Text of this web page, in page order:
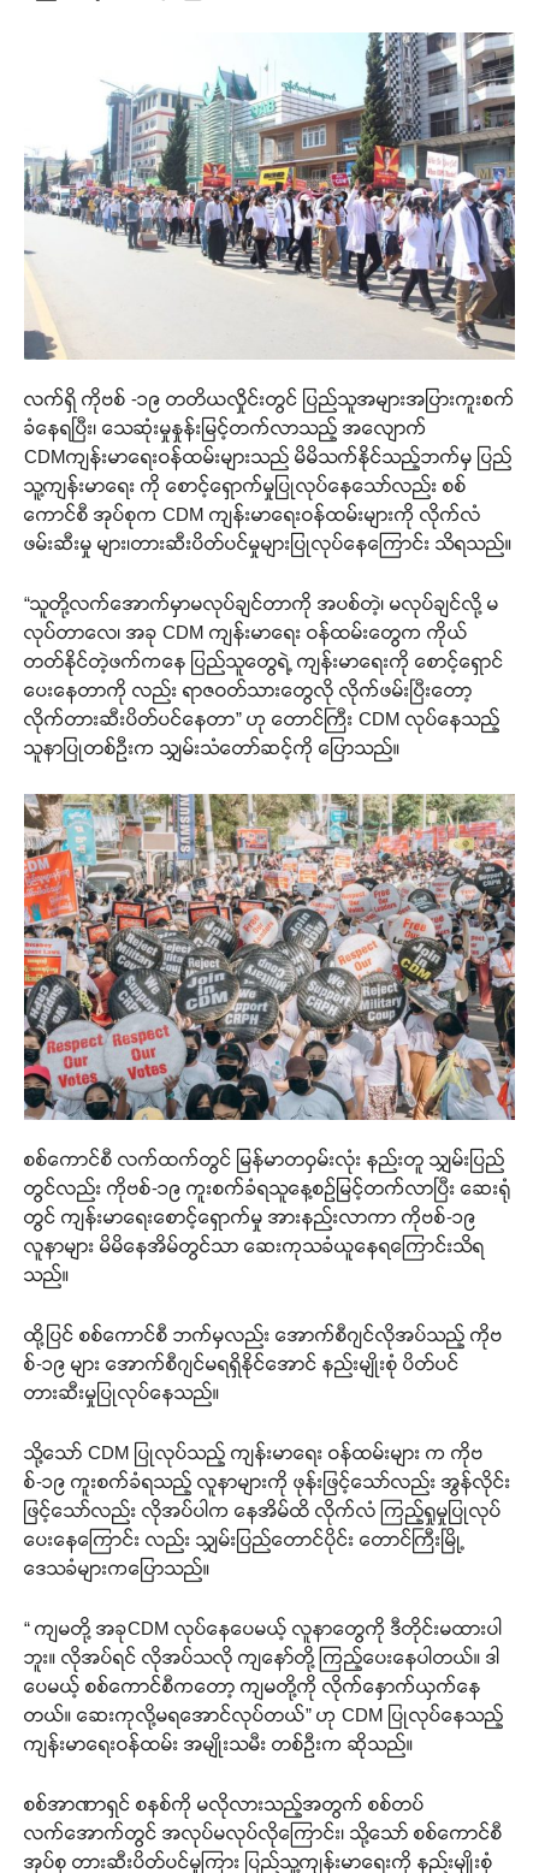
လက်ရှိ ကိုဗစ် -၁၉ တတိယလှိုင်းတွင် ပြည်သူအများအပြားကူးစက်
ခံနေရပြီး၊ သေဆုံးမှုနှုန်းမြင့်တက်လာသည့် အလျောက်
CDMကျန်းမာရေးဝန်ထမ်းများသည် မိမိသက်နိုင်သည့်ဘက်မှ ပြည်
သူ့ကျန်းမာရေး ကို စောင့်ရှောက်မှုပြုလုပ်နေသော်လည်း စစ်
ကောင်စီ အုပ်စုက CDM ကျန်းမာရေးဝန်ထမ်းများကို လိုက်လံ
ဖမ်းဆီးမှု များ၊တားဆီးပိတ်ပင်မှုများပြုလုပ်နေကြောင်း သိရသည်။
“သူတို့လက်အောက်မှာမလုပ်ချင်တာကို အပစ်တဲ့၊ မလုပ်ချင်လို့ မ
လုပ်တာလေ၊ အခု CDM ကျန်းမာရေး ဝန်ထမ်းတွေက ကိုယ်
တတ်နိုင်တဲ့ဖက်ကနေ ပြည်သူတွေရဲ့ ကျန်းမာရေးကို စောင့်ရှောင်
ပေးနေတာကို လည်း ရာဇဝတ်သားတွေလို လိုက်ဖမ်းပြီးတော့
လိုက်တားဆီးပိတ်ပင်နေတာ” ဟု တောင်ကြီး CDM လုပ်နေသည့်
သူနာပြုတစ်ဦးက သျှမ်းသံတော်ဆင့်ကို ပြောသည်။
စစ်ကောင်စီ လက်ထက်တွင် မြန်မာတဝှမ်းလုံး နည်းတူ သျှမ်းပြည်
တွင်လည်း ကိုဗစ်-၁၉ ကူးစက်ခံရသူနေ့စဉ်မြင့်တက်လာပြီး ဆေးရုံ
တွင် ကျန်းမာရေးစောင့်ရှောက်မှု အားနည်းလာကာ ကိုဗစ်-၁၉
လူနာများ မိမိနေအိမ်တွင်သာ ဆေးကုသခံယူနေရကြောင်းသိရ
သည်။
ထို့ပြင် စစ်ကောင်စီ ဘက်မှလည်း အောက်စီဂျင်လိုအပ်သည့် ကိုဗ
စ်-၁၉ များ အောက်စီဂျင်မရရှိနိုင်အောင် နည်းမျိုးစုံ ပိတ်ပင်
တားဆီးမှုပြုလုပ်နေသည်။
သို့သော် CDM ပြုလုပ်သည့် ကျန်းမာရေး ဝန်ထမ်းများ က ကိုဗ
စ်-၁၉ ကူးစက်ခံရသည့် လူနာများကို ဖုန်းဖြင့်သော်လည်း အွန်လိုင်း
ဖြင့်သော်လည်း လိုအပ်ပါက နေအိမ်ထိ လိုက်လံ ကြည့်ရှုမှုပြုလုပ်
ပေးနေကြောင်း လည်း သျှမ်းပြည်တောင်ပိုင်း တောင်ကြီးမြို့
ဒေသခံများကပြောသည်။
“ ကျမတို့ အခုCDM လုပ်နေပေမယ့် လူနာတွေကို ဒီတိုင်းမထားပါ
ဘူး။ လိုအပ်ရင် လိုအပ်သလို ကျနော်တို့ ကြည့်ပေးနေပါတယ်။ ဒါ
ပေမယ့် စစ်ကောင်စီကတော့ ကျမတို့ကို လိုက်နှောက်ယှက်နေ
တယ်။ ဆေးကုလို့မရအောင်လုပ်တယ်” ဟု CDM ပြုလုပ်နေသည့်
ကျန်းမာရေးဝန်ထမ်း အမျိုးသမီး တစ်ဦးက ဆိုသည်။
စစ်အာဏာရှင် စနစ်ကို မလိုလားသည့်အတွက် စစ်တပ်
လက်အောက်တွင် အလုပ်မလုပ်လိုကြောင်း၊ သို့သော် စစ်ကောင်စီ
အုပ်စု တားဆီးပိတ်ပင်မှုကြား ပြည်သူ့ကျန်းမာရေးကို နည်းမျိုးစုံ